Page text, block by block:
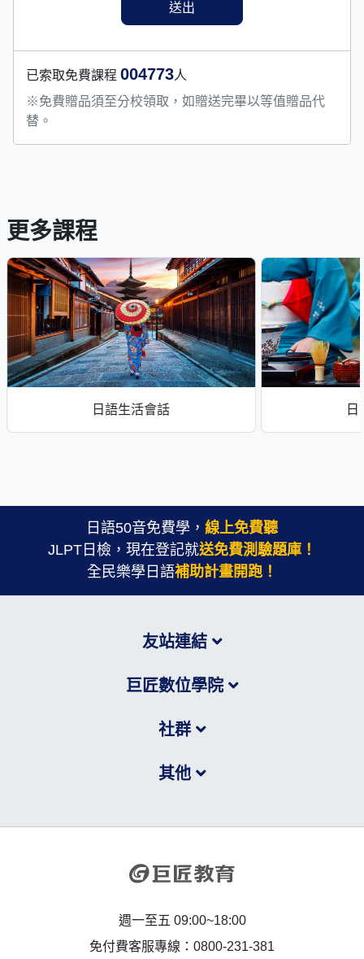
已索取免費課程 004773人
※免費贈品須至分校領取，如贈送完畢以等值贈品代
替。
更多課程
日語生活會話
日語50音免費學， 線上免費聽
JLPT日檢，現在登記就送免費測驗題庫！
全民樂學日語補助計畫開跑！
友站連結
巨匠數位學院
社群
其他
週一至五 09:00~18:00
免付費客服專線：0800-231-381